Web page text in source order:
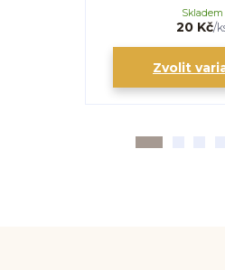
20 Kč/
Skladem
Zvolit